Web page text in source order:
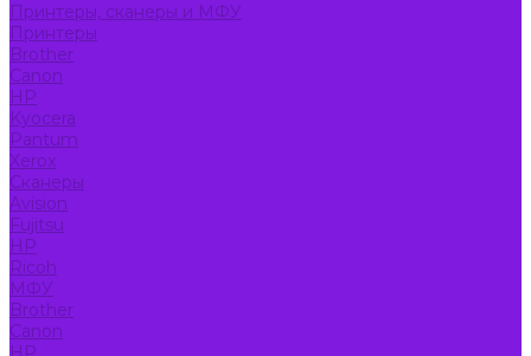
Принтеры, сканеры и МФУ
Принтеры
Brother
Canon
HP
Kyocera
Pantum
Xerox
Сканеры
Avision
Fujitsu
HP
Ricoh
МФУ
Brother
Canon